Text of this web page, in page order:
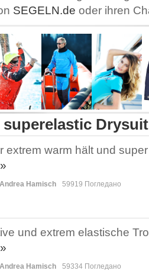
SEGELN.de oder ihren
Drysuit
extrem warm hält und
»
Hamisch 59919 Погледано
und extrem elastische
»
Hamisch 59334 Погледано